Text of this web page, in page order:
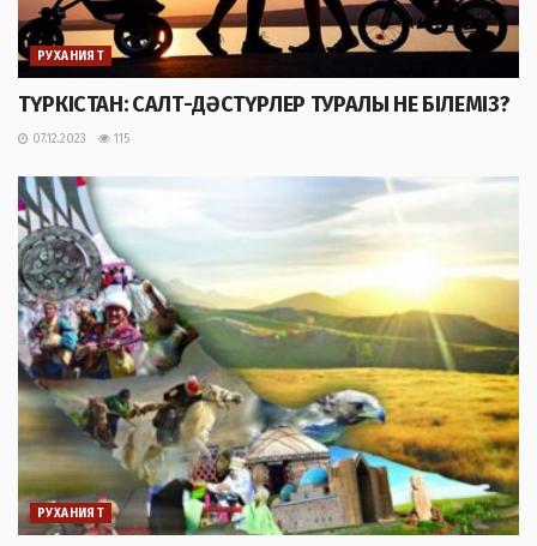
РУХАНИЯТ
ТҮРКІСТАН: САЛТ-ДӘСТҮРЛЕР ТУРАЛЫ НЕ БІЛЕМІЗ?
07.12.2023 115
РУХАНИЯТ